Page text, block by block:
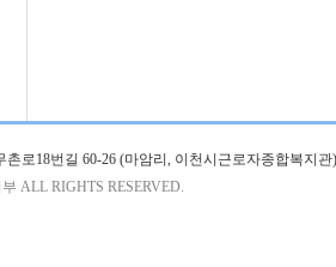
촌로18번길 60-26 (마암리, 이천시근로자종합복지관
ALL RIGHTS RESERVED.